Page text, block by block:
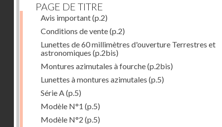
PAGE DE TITRE
Avis important(p.2)
Conditions de vente(p.2)
Lunettes de 60 millimètres d'ouverture Terrestres et
astronomiques (p.2bis)
Montures azimutales à fourche(p.2bis)
Lunettes à montures azimutales (p.5)
Série A (p.5)
Modèle N°1 (p.5)
Modèle N°2 (p.5)